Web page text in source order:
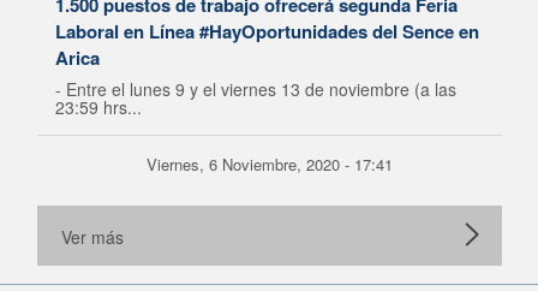
Laboral en Línea #HayOportunidades del Sence en
Arica
- Entre el lunes 9 y el viernes 13 de noviembre (a las
23:59 hrs...
Viernes, 6 Noviembre, 2020 - 17:41
Ver más